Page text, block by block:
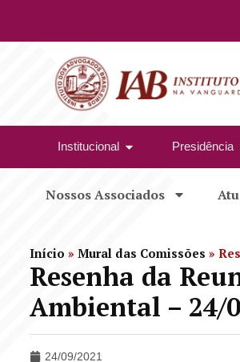
Institucional Presidência
Nossos Associados
Início » Mural das Comissões »
Resenha da
Ambiental – 24/
24/09/2021